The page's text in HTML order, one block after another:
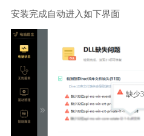
安装完成自动进入如下界面
缺少